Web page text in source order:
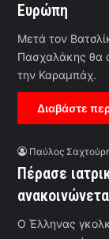
Ευρώπη
Μετά τον
Πασχαλάκης θα
την Καραμπάχ.
Διαβάστε
Παύλος
Πέρασε
Ο Έλληνας